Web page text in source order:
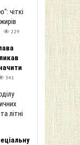
чіткі
229
341
літні